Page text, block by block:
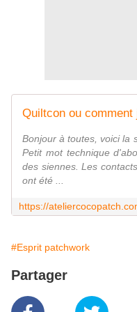
Quiltcon ou
Bonjour à toutes, voici la
Petit mot technique
des siennes. Les
ont été ...
#Esprit patchwork
Partager